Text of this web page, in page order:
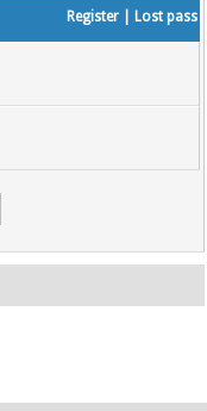
Register| Lost pass